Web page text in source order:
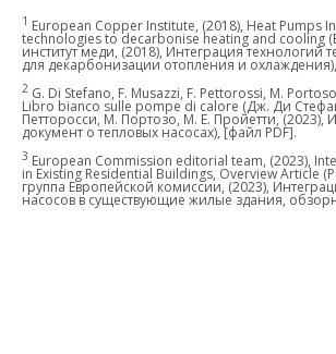
1 European Copper Institute, (2018), Heat Pumps
technologies to decarbonise heating and cooling
институт меди, (2018), Интеграция технологий
для декарбонизации отопления и
2 G. Di Stefano, F. Musazzi, F. Pettorossi, M.
Libro bianco sulle pompe di calore (Дж. Ди
Петторосси, М. Портозо, М. Е. Пройетти,
документ о тепловых насосах), [файл PDF].
3 European Commission editorial team, (2023),
in Existing Residential Buildings, Overview Article
группа Европейской комиссии, (2023),
насосов в существующие жилые здания,